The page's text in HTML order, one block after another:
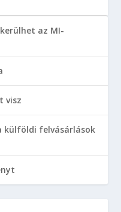
az MI-
visz
külföldi felvásárlások